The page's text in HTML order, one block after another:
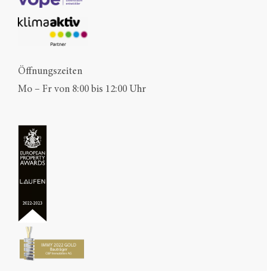
Öffnungszeiten
Mo – Fr von 8:00 bis 12:00 Uhr